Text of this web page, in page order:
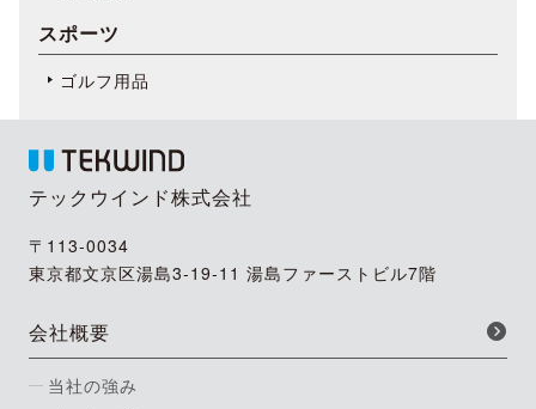
スポーツ
ゴルフ用品
テックウインド株式会社
〒113-0034
東京都文京区湯島3-19-11 湯島ファーストビル7階
会社概要
当社の強み